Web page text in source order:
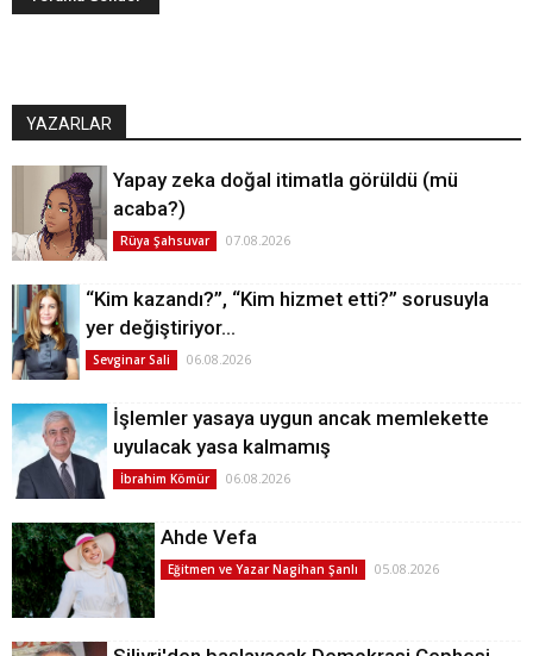
YAZARLAR
Yapay zeka doğal itimatla görüldü (mü
acaba?)
Rüya Şahsuvar 07.08.2026
“Kim kazandı?”, “Kim hizmet etti?” sorusuyla
yer değiştiriyor…
Sevginar Sali 06.08.2026
İşlemler yasaya uygun ancak memlekette
uyulacak yasa kalmamış
İbrahim Kömür 06.08.2026
Ahde Vefa
Eğitmen ve Yazar Nagihan Şanlı 05.08.2026